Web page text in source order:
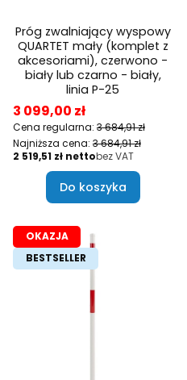
Próg zwalniający wyspowy
QUARTET mały (komplet z
akcesoriami), czerwono -
biały lub czarno - biały,
linia P-25
Cena promocyjna
3 099,00 zł
Cena regularna: 3 684,91 zł
Najniższa cena: 3 684,91 zł
Cena
2 519,51 zł bez VAT
Do koszyka
OKAZJA
BESTSELLER